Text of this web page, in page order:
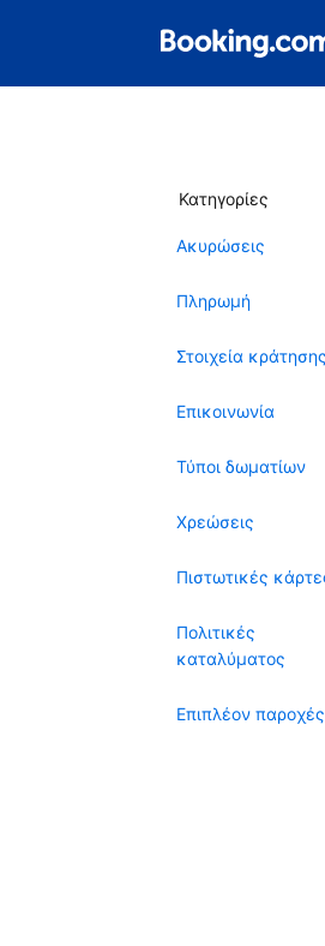
Κατηγορίες
Ακυρώσεις
Πληρωμή
Στοιχεία κράτησης
Επικοινωνία
Τύποι δωματίων
Χρεώσεις
Πιστωτικές
Πολιτικές
καταλύματος
Επιπλέον παροχές